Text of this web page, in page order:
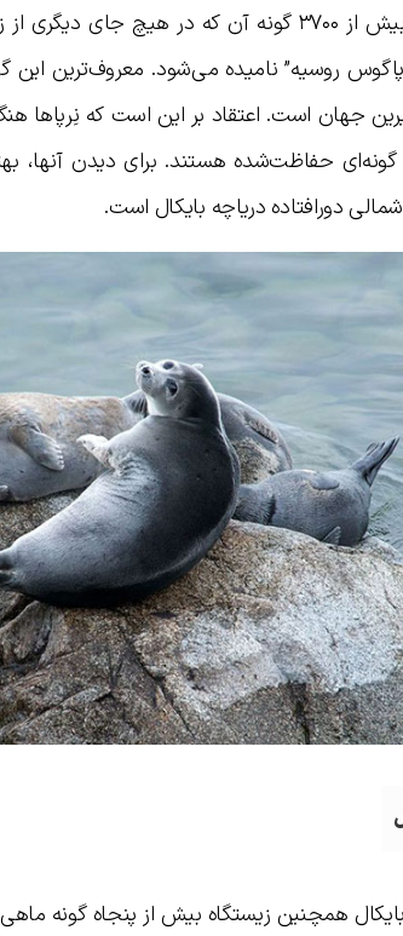
با بیش از ۸۰ درصد از بیش از ۳۷۰۰ گونه آن
روسیه” نامیده می‌شود. معروف‌ترین این
جهان است. اعتقاد بر این است که نِرپاها
گونه‌ای حفاظت‌شده هستند. برای دیدن آنها،
دورافتاده دریاچه بایکال است.
همچنین زیستگاه بیش از پنجاه گونه